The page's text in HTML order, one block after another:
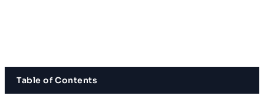
Table of Contents